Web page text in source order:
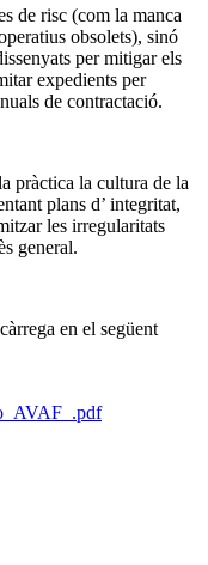
de risc (com la manca
obsolets), sinó
per mitigar els
expedients per
de contractació.
pràctica la cultura de la
plans d’ integritat,
les irregularitats
general.
en el següent